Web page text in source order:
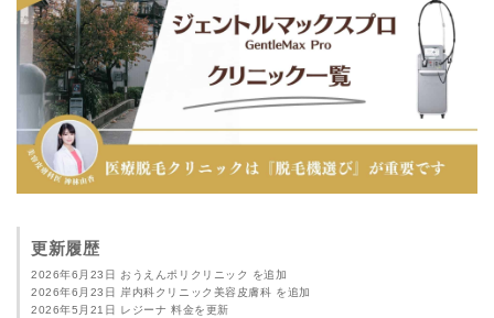
更新履歴
2026年6月23日 おうえんポリクリニック を追加
2026年6月23日 岸内科クリニック美容皮膚科 を追加
2026年5月21日 レジーナ 料金を更新